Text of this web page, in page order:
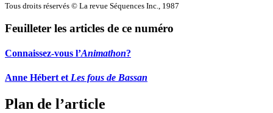
Tous droits réservés © La revue Séquences Inc., 1987
Feuilleter les articles de ce numéro
Connaissez-vous l’Animathon?
Anne Hébert et Les fous de Bassan
Plan de l’article